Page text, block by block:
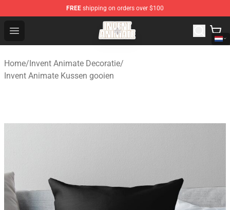
FREE shipping on orders over $100
Open menu
Invent Animate Shop - Official Invent Animate
Home/Invent Animate Decoratie/
Invent Animate Kussen gooien